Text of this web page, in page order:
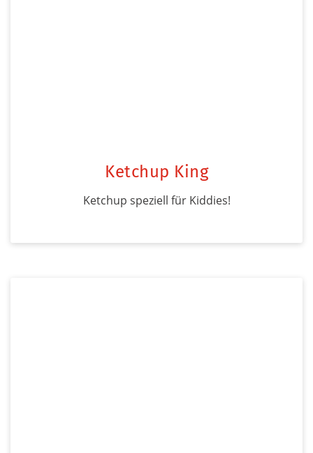
Ketchup King
Ketchup speziell für Kiddies!